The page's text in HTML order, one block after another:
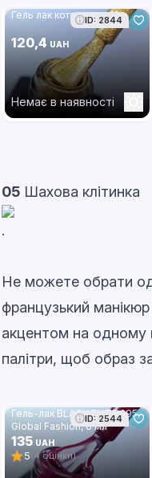
ID: 2844
Гель лак котяче око 19
120,4 UAH
Немає в наявності
05 Шахова клітинка
.
Не можете обрати
французький
акцентом на одному
палітри, щоб образ
ID: 2544
Гель-лак BLACK ELITE 295,
Global Fashion, 8 мл
135 UAH
5 (4 оцінки)